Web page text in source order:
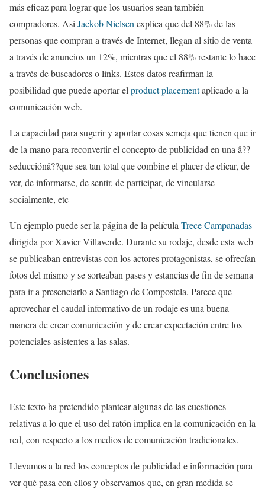
más eficaz para lograr que los usuarios sean también
compradores. AsíJackob Nielsenexplica que del 88% de las
personas que compran a través de Internet, llegan al sitio de venta
a través de anuncios un 12%, mientras que el 88% restante lo hace
a través de buscadores o links. Estos datos reafirman la
posibilidad que puede aportar elproduct placementaplicado a la
comunicación web.
La capacidad para sugerir y aportar cosas semeja que tienen que ir
de la mano para reconvertir el concepto de publicidad en una â??
seducciónâ??que sea tan total que combine el placer de clicar, de
ver, de informarse, de sentir, de participar, de vincularse
socialmente, etc
Un ejemplo puede ser la página de la películaTrece Campanadas
dirigida por Xavier Villaverde. Durante su rodaje, desde esta web
se publicaban entrevistas con los actores protagonistas, se ofrecían
fotos del mismo y se sorteaban pases y estancias de fin de semana
para ir a presenciarlo a Santiago de Compostela. Parece que
aprovechar el caudal informativo de un rodaje es una buena
manera de crear comunicación y de crear expectación entre los
potenciales asistentes a las salas.
Conclusiones
Este texto ha pretendido plantear algunas de las cuestiones
relativas a lo que el uso del ratón implica en la comunicación en la
red, con respecto a los medios de comunicación tradicionales.
Llevamos a la red los conceptos de publicidad e información para
ver qué pasa con ellos y observamos que, en gran medida se